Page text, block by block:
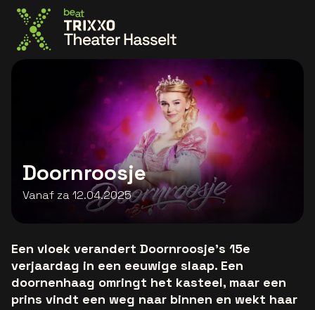
Doornroosje
Vanaf za 12.04.2025
Een vloek verandert Doornroosje's 15e
verjaardag in een eeuwige slaap. Een
doornenhaag omringt het kasteel, maar een
prins vindt een weg naar binnen en wekt haar